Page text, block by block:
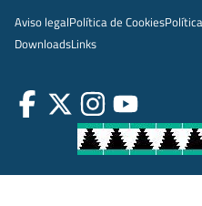
Aviso legalPolítica de Cookies
DownloadsLinks